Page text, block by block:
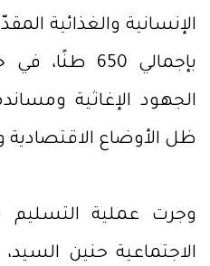
الإنسانية والغذائية
بإجمالي
الجهود الإغاثية
ظل الأوضاع الاقتصادية
وجرت عملية التسليم
الاجتماعية حنين